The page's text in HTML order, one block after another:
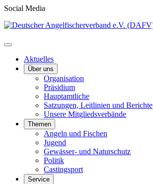
Social Media
Aktuelles
Über uns
Organisation
Präsidium
Hauptamtliche
Satzungen, Leitlinien und Berichte
Unsere Mitgliedsverbände
Themen
Angeln und Fischen
Jugend
Gewässer- und Naturschutz
Politik
Castingsport
Service